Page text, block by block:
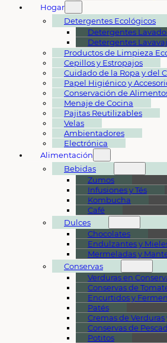
Hogar
Detergentes Ecológicos
Detergentes
Detergentes
Productos de Limpieza
Cepillos y Estropajos
Cuidado de la Ropa y del
Papel Higiénico y
Conservación de
Menaje de Cocina
Pajitas Reutilizables
Velas
Ambientadores
Electrónica
Alimentación
Bebidas
Zumos
Infusiones y Tés
Kombucha
Café
Dulces
Chocolates
Endulzantes y
Mermeladas y
Conservas
Verduras en
Conservas de
Encurtidos y
Patés
Cremas de Verduras
Conservas de
Potitos